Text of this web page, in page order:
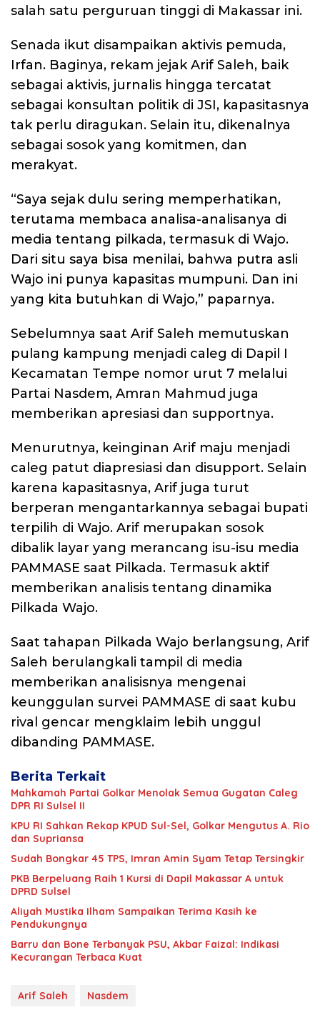
salah satu perguruan tinggi di Makassar ini.
Senada ikut disampaikan aktivis pemuda,
Irfan. Baginya, rekam jejak Arif Saleh, baik
sebagai aktivis, jurnalis hingga tercatat
sebagai konsultan politik di JSI, kapasitasnya
tak perlu diragukan. Selain itu, dikenalnya
sebagai sosok yang komitmen, dan
merakyat.
“Saya sejak dulu sering memperhatikan,
terutama membaca analisa-analisanya di
media tentang pilkada, termasuk di Wajo.
Dari situ saya bisa menilai, bahwa putra asli
Wajo ini punya kapasitas mumpuni. Dan ini
yang kita butuhkan di Wajo,” paparnya.
Sebelumnya saat Arif Saleh memutuskan
pulang kampung menjadi caleg di Dapil I
Kecamatan Tempe nomor urut 7 melalui
Partai Nasdem, Amran Mahmud juga
memberikan apresiasi dan supportnya.
Menurutnya, keinginan Arif maju menjadi
caleg patut diapresiasi dan disupport. Selain
karena kapasitasnya, Arif juga turut
berperan mengantarkannya sebagai bupati
terpilih di Wajo. Arif merupakan sosok
dibalik layar yang merancang isu-isu media
PAMMASE saat Pilkada. Termasuk aktif
memberikan analisis tentang dinamika
Pilkada Wajo.
Saat tahapan Pilkada Wajo berlangsung, Arif
Saleh berulangkali tampil di media
memberikan analisisnya mengenai
keunggulan survei PAMMASE di saat kubu
rival gencar mengklaim lebih unggul
dibanding PAMMASE.
Berita Terkait
Mahkamah Partai Golkar Menolak Semua Gugatan Caleg
DPR RI Sulsel II
KPU RI Sahkan Rekap KPUD Sul-Sel, Golkar Mengutus A. Rio
dan Supriansa
Sudah Bongkar 45 TPS, Imran Amin Syam Tetap Tersingkir
PKB Berpeluang Raih 1 Kursi di Dapil Makassar A untuk
DPRD Sulsel
Aliyah Mustika Ilham Sampaikan Terima Kasih ke
Pendukungnya
Barru dan Bone Terbanyak PSU, Akbar Faizal: Indikasi
Kecurangan Terbaca Kuat
Arif Saleh Nasdem